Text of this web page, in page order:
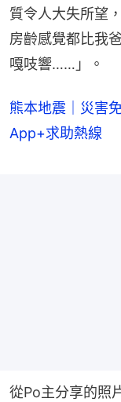
質令人大失所望
房齡感覺都比我
嘎吱響……」。
熊本地震｜災害
App+求助熱線
從Po主分享的照